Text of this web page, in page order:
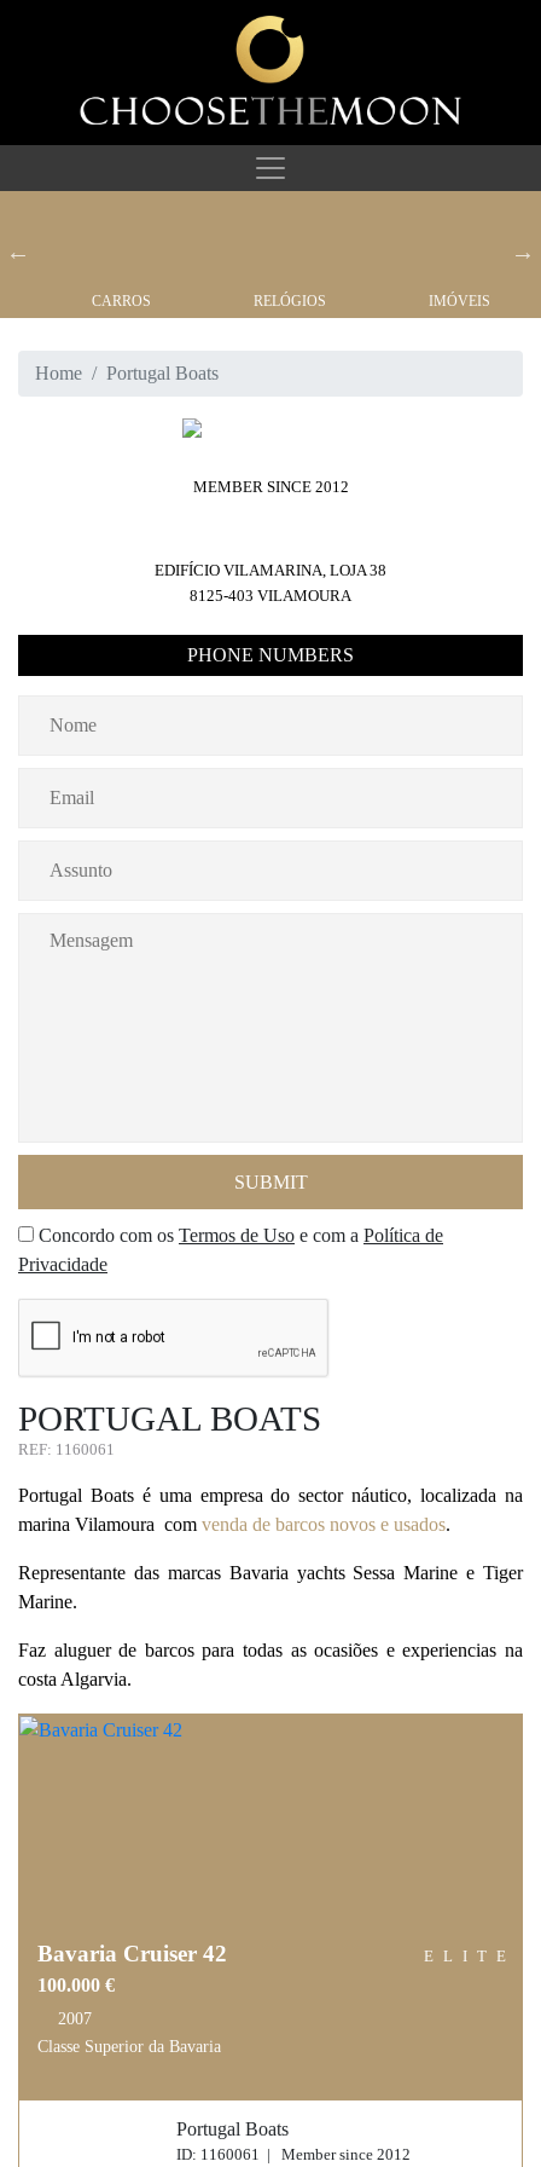
CARROS RELÓGIOS IMÓVEIS
Home Portugal Boats
MEMBER SINCE 2012
EDIFÍCIO VILAMARINA, LOJA 38
8125-403 VILAMOURA
PHONE NUMBERS
Concordo com os Termos de Uso e com a Política de
Privacidade
PORTUGAL BOATS
REF: 1160061
Portugal Boats é uma empresa do sector náutico, localizada na
marina Vilamoura com venda de barcos novos e usados.
Representante das marcas Bavaria yachts Sessa Marine e Tiger
Marine.
Faz aluguer de barcos para todas as ocasiões e experiencias na
costa Algarvia.
Bavaria Cruiser 42
100.000 €
2007
Classe Superior da Bavaria
ELITE
Portugal Boats
ID: 1160061 | Member since 2012